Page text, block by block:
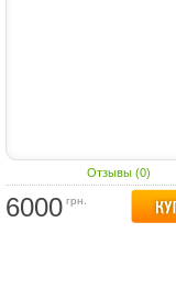
Отзывы (0)
6000 грн.